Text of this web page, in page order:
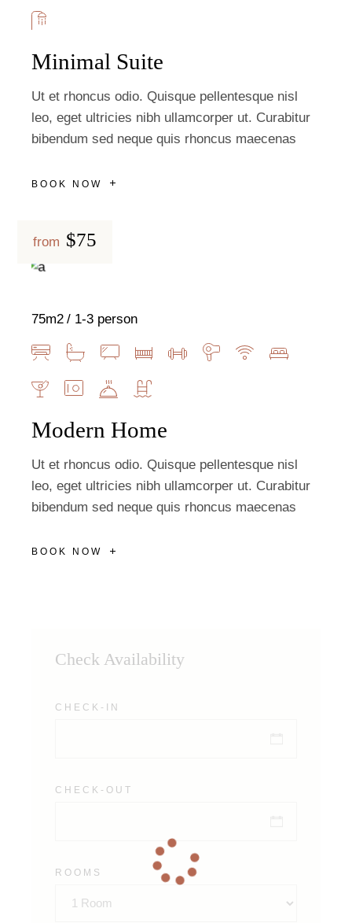
Minimal Suite
Ut et rhoncus odio. Quisque pellentesque nisl
leo, eget ultricies nibh ullamcorper ut. Curabitur
bibendum sed neque quis rhoncus maecenas
BOOK NOW
from $75
Modern Home
Ut et rhoncus odio. Quisque pellentesque nisl
leo, eget ultricies nibh ullamcorper ut. Curabitur
bibendum sed neque quis rhoncus maecenas
BOOK NOW
75m2 1-3 person
Check Availability
CHECK-IN
CHECK-OUT
ROOMS